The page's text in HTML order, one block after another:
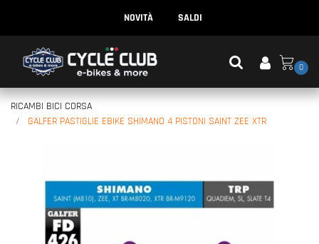
NOVITÀ SALDI
0
RICAMBI BICI CORSA
GALFER PASTIGLIE EBIKE SHIMANO 4 PISTONI SAINT ZEE XTR